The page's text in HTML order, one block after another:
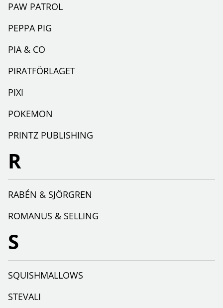
PAW PATROL
PEPPA PIG
PIA & CO
PIRATFÖRLAGET
PIXI
POKEMON
PRINTZ PUBLISHING
R
RABÉN & SJÖRGREN
ROMANUS & SELLING
S
SQUISHMALLOWS
STEVALI